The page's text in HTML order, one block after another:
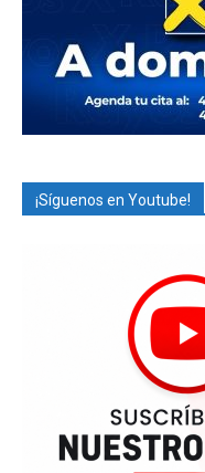
¡Síguenos en Youtube!